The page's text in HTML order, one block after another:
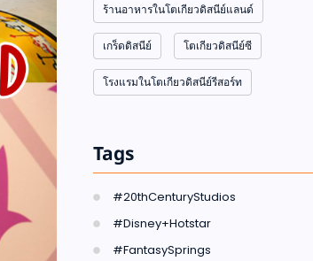
ร้านอาหารในโตเกียวดิสนีย์แลนด์
เกร็ดดิสนีย์ โตเกียวดิสนีย์ซี
โรงแรมในโตเกียวดิสนีย์รีสอร์ท
Tags
#20thCenturyStudios
#Disney+Hotstar
#FantasySprings